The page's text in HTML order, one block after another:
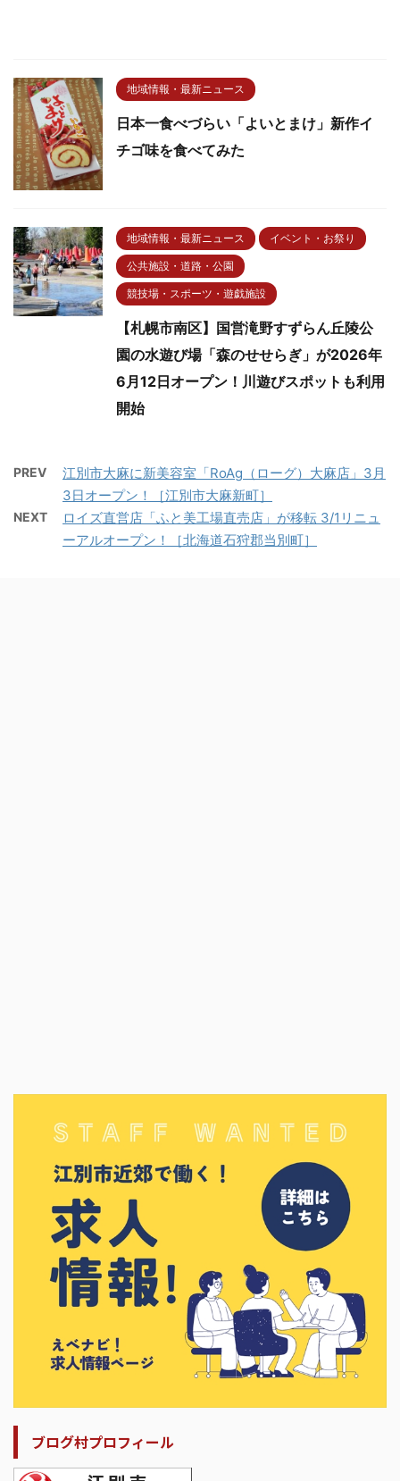
地域情報・最新ニュース
日本一食べづらい「よいとまけ」新作イ
チゴ味を食べてみた
地域情報・最新ニュース イベント・お祭り
公共施設・道路・公園
競技場・スポーツ・遊戯施設
【札幌市南区】国営滝野すずらん丘陵公
園の水遊び場「森のせせらぎ」が2026年
6月12日オープン！川遊びスポットも利用
開始
PREV
江別市大麻に新美容室「RoAg（ローグ）大麻店」3月
3日オープン！［江別市大麻新町］
NEXT
ロイズ直営店「ふと美工場直売店」が移転 3/1リニュ
ーアルオープン！［北海道石狩郡当別町］
ブログ村プロフィール